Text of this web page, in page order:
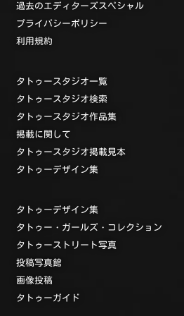
過去のエディターズスペシャル
プライバシーポリシー
利用規約
タトゥースタジオ一覧
タトゥースタジオ検索
タトゥースタジオ作品集
掲載に関して
タトゥースタジオ掲載見本
タトゥーデザイン集
タトゥーデザイン集
タトゥー・ガールズ・コレクション
タトゥーストリート写真
投稿写真館
画像投稿
タトゥーガイド